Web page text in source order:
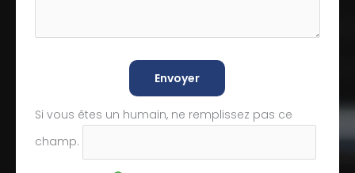
Envoyer
Si vous êtes un humain, ne remplissez pas ce
champ.